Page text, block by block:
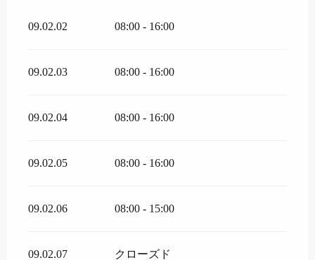
09.02.02 08:00 - 16:00
09.02.03 08:00 - 16:00
09.02.04 08:00 - 16:00
09.02.05 08:00 - 16:00
09.02.06 08:00 - 15:00
09.02.07 クローズド